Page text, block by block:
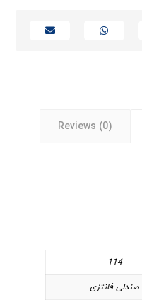
Reviews (0)
114
صندلی فانتزی